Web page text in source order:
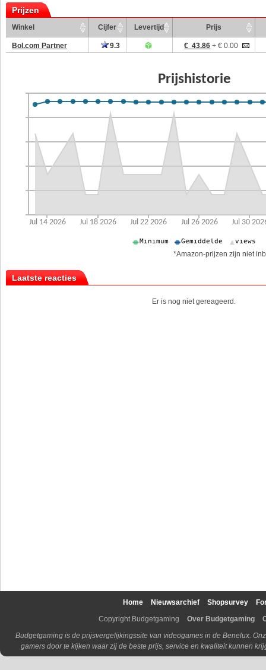
Prijzen
Winkel Cijfer Levertijd Prijs
Bol.com Partner 9.3 € 43.86 + € 0.00
*Amazon-prijzen zijn niet
Laatste reacties
Er is nog niet gereageerd.
Home Nieuwsarchief Shopsurvey
Copyright Budgetgaming
Over Budgetgaming
Budgetgaming is de prijsvergelijkingssite van videogames in de Benelux.
gamers door te kijken waar zij de beste prijs, service en kwaliteit kunnen